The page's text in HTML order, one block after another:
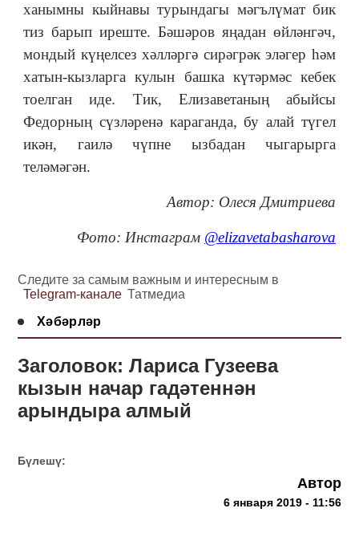
ханымны кыйнавы турындагы мәгълүмат бик
тиз барып иреште. Бәшәров яңадан өйләнгәч,
мондый күңелсез хәлләргә сирәгрәк эләгер һәм
хатын-кызларга кулын башка күтәрмәс кебек
тоелган иде. Тик, Елизаветаның абыйсы
Федорның сүзләренә караганда, бу алай түгел
икән, гаилә чүпне ызбадан чыгарырга
теләмәгән.
Автор: Олеся Дмитриева
Фото: Инстаграм @elizavetabasharova
Следите за самым важным и интересным в
Telegram-канале Татмедиа
Хәбәрләр
Заголовок: Лариса Гузеева
кызын начар гадәтеннән
арындыра алмый
Бүлешү:
Автор
6 января 2019 - 11:56